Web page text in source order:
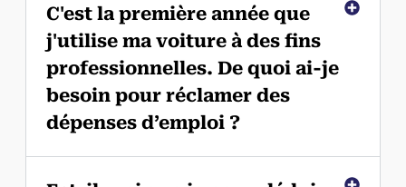
C'est la première année que
j'utilise ma voiture à des fins
professionnelles. De quoi ai-je
besoin pour réclamer des
dépenses d’emploi ?